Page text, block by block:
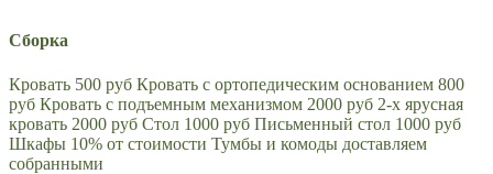
Сборка
Кровать 500 руб Кровать с ортопедическим основанием 800
руб Кровать с подъемным механизмом 2000 руб 2-х ярусная
кровать 2000 руб Стол 1000 руб Письменный стол 1000 руб
Шкафы 10% от стоимости Тумбы и комоды доставляем
собранными